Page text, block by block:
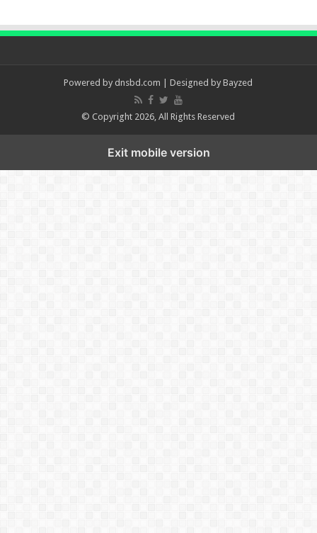
Powered by dnsbd.com | Designed byBayzed
© Copyright 2026, All Rights Reserved
Exit mobile version